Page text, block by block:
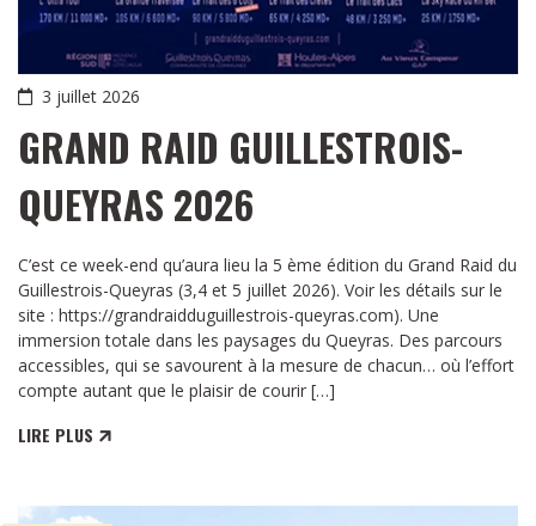
3 juillet 2026
GRAND RAID GUILLESTROIS-
QUEYRAS 2026
C’est ce week-end qu’aura lieu la 5 ème édition du Grand Raid du
Guillestrois-Queyras (3,4 et 5 juillet 2026). Voir les détails sur le
site : https://grandraidduguillestrois-queyras.com). Une
immersion totale dans les paysages du Queyras. Des parcours
accessibles, qui se savourent à la mesure de chacun… où l’effort
compte autant que le plaisir de courir […]
LIRE PLUS